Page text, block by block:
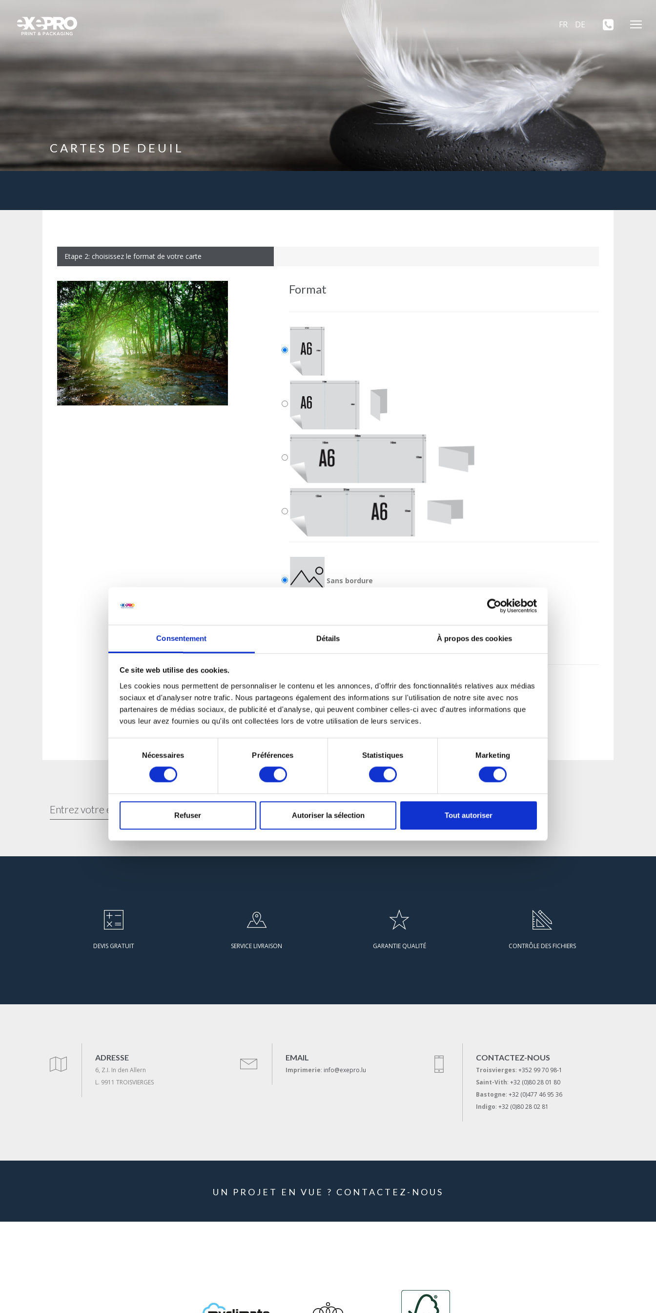
Consentement Détails À propos des cookies
Ce site web utilise des cookies.
Les cookies nous permettent de personnaliser le contenu et les annonces, d'offrir des fonctionnalités relatives aux médias
sociaux et d'analyser notre trafic. Nous partageons également des informations sur l'utilisation de notre site avec nos
partenaires de médias sociaux, de publicité et d'analyse, qui peuvent combiner celles-ci avec d'autres informations que
vous leur avez fournies ou qu'ils ont collectées lors de votre utilisation de leurs services.
consentement
Nécessaires Préférences Statistiques Marketing
Refuser Autoriser la sélection Tout autoriser
FR DE
CARTES DE DEUIL
Etape 2: choisissez le format de votre carte
Format
Sans bordure
Avec bordure
DEVIS GRATUIT SERVICE LIVRAISON GARANTIE QUALITÉ CONTRÔLE DES FICHIERS
ADRESSE
6, Z.I. In den Allern
L. 9911 TROISVIERGES
EMAIL
Imprimerie: info@exepro.lu
CONTACTEZ-NOUS
Troisvierges: +352 99 70 98-1
Saint-Vith: +32 (0)80 28 01 80
Bastogne: +32 (0)477 46 95 36
Indigo: +32 (0)80 28 02 81
UN PROJET EN VUE ? CONTACTEZ-NOUS